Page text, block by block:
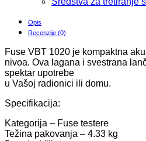
Opis
Recenzije (0)
Fuse VBT 1020 je kompaktna
nivoa. Ova lagana i svestrana
spektar upotrebe
u Vašoj radionici ili domu.
Specifikacija:
Kategorija – Fuse testere
Težina pakovanja – 4.33 kg